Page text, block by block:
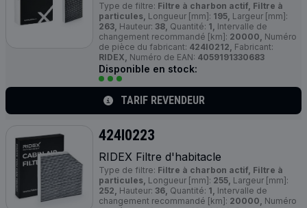
Type de filtre: Filtre à charbon actif, Filtre à
particules, Longueur [mm]: 195, Largeur [mm]:
263, Hauteur: 38, Quantité: 1, Intervalle de
changement recommandé [km]: 20000, Numéro
de pièce du fabricant: 424I0212, Fabricant:
RIDEX, Numéro de EAN: 4059191330683
Disponible en stock:
TARIF REVENDEUR
424I0223
RIDEX Filtre d'habitacle
Type de filtre: Filtre à charbon actif, Filtre à
particules, Longueur [mm]: 255, Largeur [mm]:
252, Hauteur: 36, Quantité: 1, Intervalle de
changement recommandé [km]: 20000, Numéro